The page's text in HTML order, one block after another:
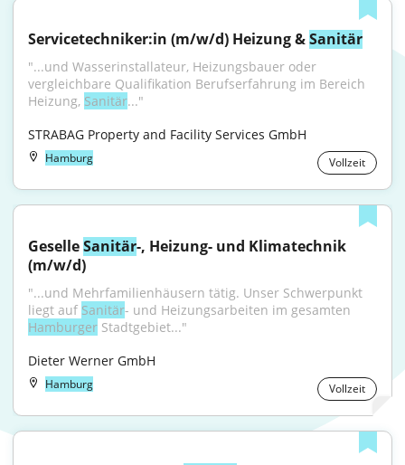
Servicetechniker:in (m/w/d) Heizung & Sanitär
"...und Wasserinstallateur, Heizungsbauer oder
vergleichbare Qualifikation Berufserfahrung im Bereich
Heizung, Sanitär..."
STRABAG Property and Facility Services GmbH
Hamburg Vollzeit
Geselle Sanitär-, Heizung- und Klimatechnik
(m/w/d)
"...und Mehrfamilienhäusern tätig. Unser Schwerpunkt
liegt auf Sanitär
Hamburger Stadtgebiet..."
Dieter Werner GmbH
Hamburg Vollzeit